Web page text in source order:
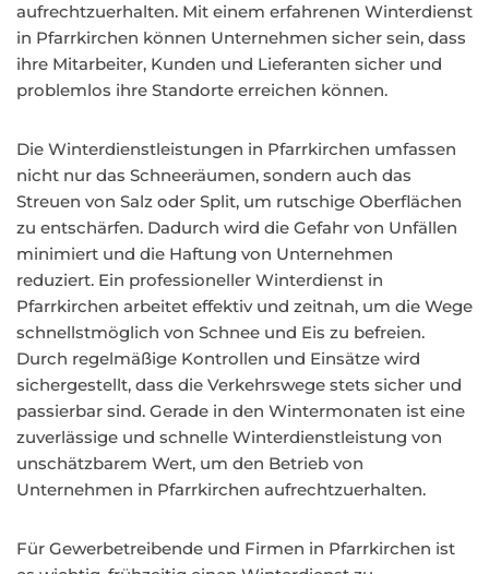
aufrechtzuerhalten. Mit einem erfahrenen Winterdienst
in Pfarrkirchen können Unternehmen sicher sein, dass
ihre Mitarbeiter, Kunden und Lieferanten sicher und
problemlos ihre Standorte erreichen können.
Die Winterdienstleistungen in Pfarrkirchen umfassen
nicht nur das Schneeräumen, sondern auch das
Streuen von Salz oder Split, um rutschige Oberflächen
zu entschärfen. Dadurch wird die Gefahr von Unfällen
minimiert und die Haftung von Unternehmen
reduziert. Ein professioneller Winterdienst in
Pfarrkirchen arbeitet effektiv und zeitnah, um die Wege
schnellstmöglich von Schnee und Eis zu befreien.
Durch regelmäßige Kontrollen und Einsätze wird
sichergestellt, dass die Verkehrswege stets sicher und
passierbar sind. Gerade in den Wintermonaten ist eine
zuverlässige und schnelle Winterdienstleistung von
unschätzbarem Wert, um den Betrieb von
Unternehmen in Pfarrkirchen aufrechtzuerhalten.
Für Gewerbetreibende und Firmen in Pfarrkirchen ist